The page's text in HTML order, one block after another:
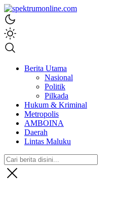
spektrumonline.com
Berita Utama
Nasional
Politik
Pilkada
Hukum & Kriminal
Metropolis
AMBOINA
Daerah
Lintas Maluku